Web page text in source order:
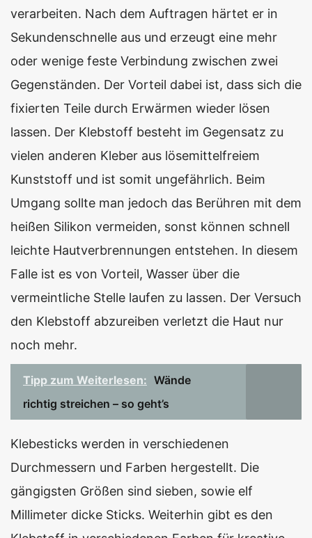
verarbeiten. Nach dem Auftragen härtet er in
Sekundenschnelle aus und erzeugt eine mehr
oder wenige feste Verbindung zwischen zwei
Gegenständen. Der Vorteil dabei ist, dass sich die
fixierten Teile durch Erwärmen wieder lösen
lassen. Der Klebstoff besteht im Gegensatz zu
vielen anderen Kleber aus lösemittelfreiem
Kunststoff und ist somit ungefährlich. Beim
Umgang sollte man jedoch das Berühren mit dem
heißen Silikon vermeiden, sonst können schnell
leichte Hautverbrennungen entstehen. In diesem
Falle ist es von Vorteil, Wasser über die
vermeintliche Stelle laufen zu lassen. Der Versuch
den Klebstoff abzureiben verletzt die Haut nur
noch mehr.
Tipp zum Weiterlesen: Wände
richtig streichen – so geht’s
Klebesticks werden in verschiedenen
Durchmessern und Farben hergestellt. Die
gängigsten Größen sind sieben, sowie elf
Millimeter dicke Sticks. Weiterhin gibt es den